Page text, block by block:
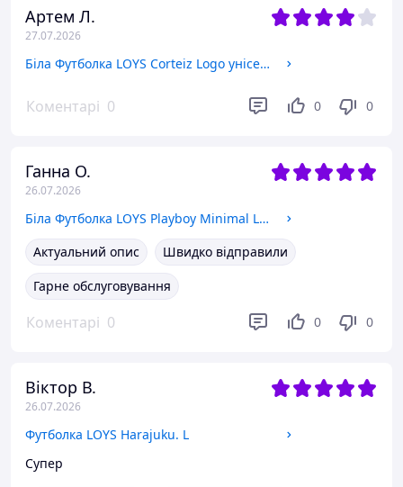
Артем Л.
27.07.2026
Біла Футболка LOYS Corteiz Logo унісекс Кортеїз Кортез XS
Коментарі 0 0 0
Ганна О.
26.07.2026
Біла Футболка LOYS Playboy Minimal Logo футболки Плейбой унісекс M
Актуальний опис
Швидко відправили
Гарне обслуговування
Коментарі 0 0 0
Віктор В.
26.07.2026
Футболка LOYS Harajuku. L
Супер